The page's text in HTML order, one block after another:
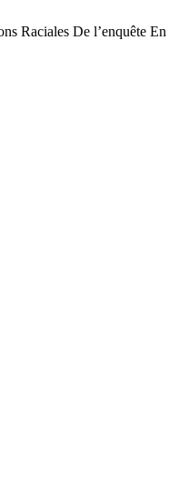
Raciales De l’enquête